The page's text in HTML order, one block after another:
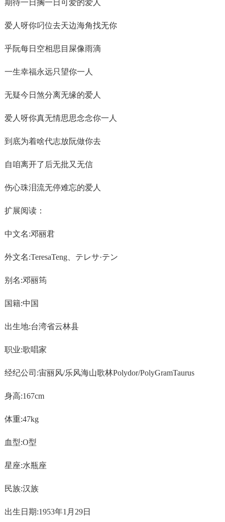
期待一日搁一日可爱的爱人
爱人呀你叼位去天边海角找无你
乎阮每日空相思目屎像雨滴
一生幸福永远只望你一人
无疑今日煞分离无缘的爱人
爱人呀你真无情思思念念你一人
到底为着啥代志放阮做你去
自咱离开了后无批又无信
伤心珠泪流无停难忘的爱人
扩展阅读：
中文名:邓丽君
外文名:TeresaTeng、テレサ·テン
别名:邓丽筠
国籍:中国
出生地:台湾省云林县
职业:歌唱家
经纪公司:宙丽风/乐风海山歌林Polydor/PolyGramTaurus
身高:167cm
体重:47kg
血型:O型
星座:水瓶座
民族:汉族
出生日期:1953年1月29日